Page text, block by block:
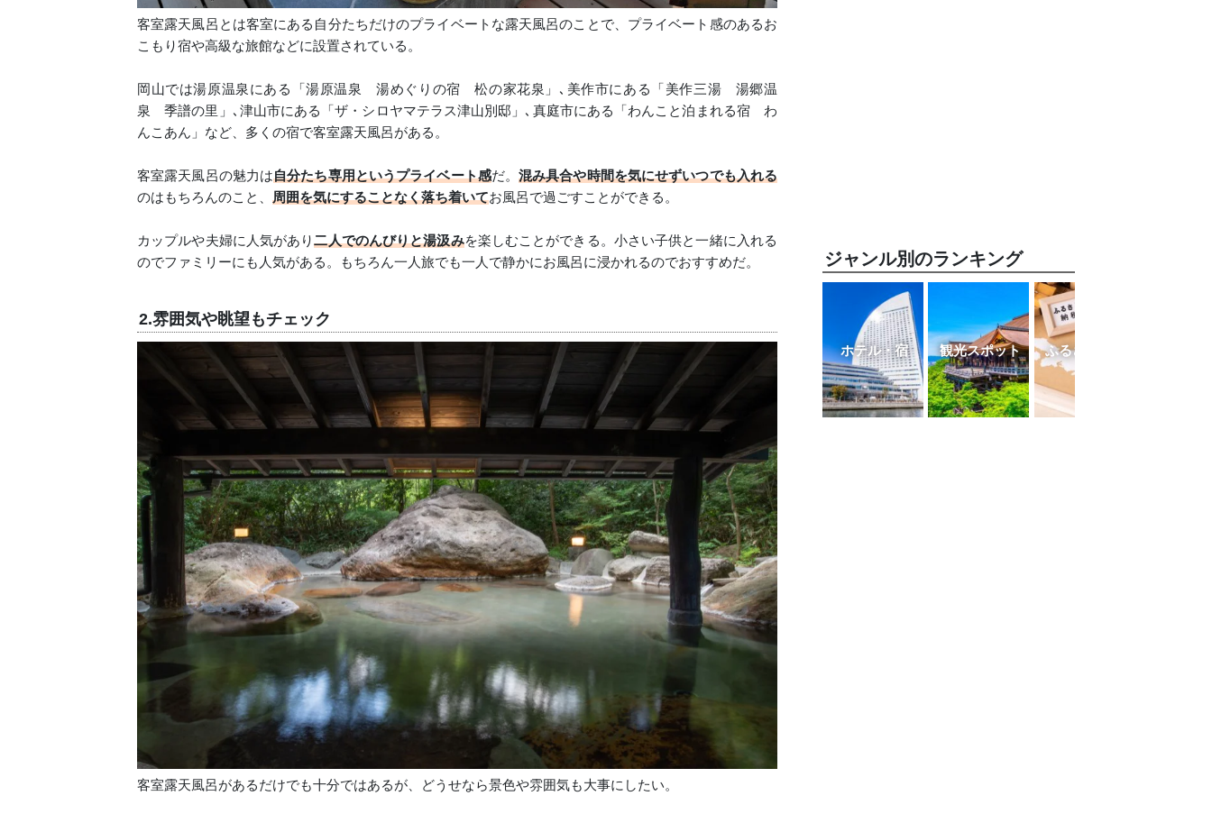
客室露天風呂とは客室にある自分たちだけのプライベートな露天風呂のことで、プライベート感のあるお
こもり宿や高級な旅館などに設置されている。
岡山では湯原温泉にある「湯原温泉 湯めぐりの宿 松の家花泉」､美作市にある「美作三湯 湯郷温
泉 季譜の里」､津山市にある「ザ・シロヤマテラス津山別邸」､真庭市にある「わんこと泊まれる宿 わ
んこあん」など、多くの宿で客室露天風呂がある。
客室露天風呂の魅力は自分たち専用というプライベート感だ。混み具合や時間を気にせずいつでも入れる
のはもちろんのこと、 周囲を気にすることなく落ち着いてお風呂で過ごすことができる。
カップルや夫婦に人気があり二人でのんびりと湯汲みを楽しむことができる。小さい子供と一緒に入れる
のでファミリーにも人気がある。もちろん一人旅でも一人で静かにお風呂に浸かれるのでおすすめだ。
2.雰囲気や眺望もチェック
客室露天風呂があるだけでも十分ではあるが、どうせなら景色や雰囲気も大事にしたい。
ジャンル別のランキング
ホテル・宿 観光スポット ふるさと納税